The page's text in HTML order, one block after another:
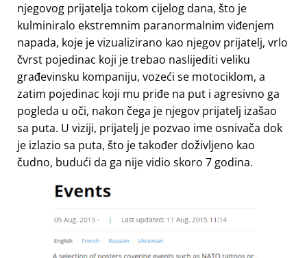
njegovog prijatelja tokom cijelog dana, što je
kulminiralo ekstremnim paranormalnim viđenjem
napada, koje je vizualizirano kao njegov prijatelj, vrlo
čvrst pojedinac koji je trebao naslijediti veliku
građevinsku kompaniju, vozeći se motociklom, a
zatim pojedinac koji mu priđe na put i agresivno ga
pogleda u oči, nakon čega je njegov prijatelj izašao
sa puta. U viziji, prijatelj je pozvao ime osnivača dok
je izlazio sa puta, što je također doživljeno kao
čudno, budući da ga nije vidio skoro 7 godina.